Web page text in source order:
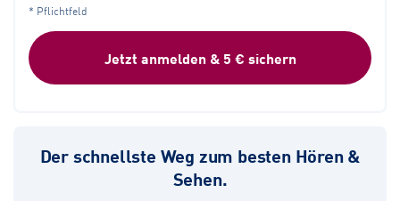
* Pflichtfeld
Jetzt anmelden & 5 € sichern
Der schnellste Weg zum besten Hören &
Sehen.